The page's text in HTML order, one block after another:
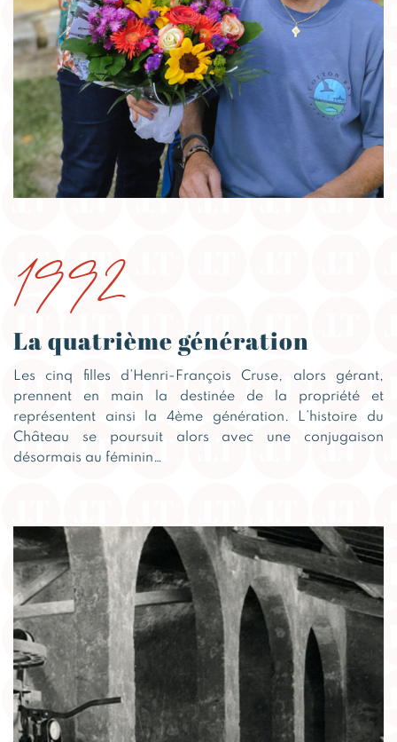
1992
La quatrième génération
Les cinq filles d’Henri-François Cruse, alors gérant,
prennent en main la destinée de la propriété et
représentent ainsi la 4ème génération. L’histoire du
Château se poursuit alors avec une conjugaison
désormais au féminin…